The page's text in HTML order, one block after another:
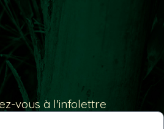
vous à l'infolettre